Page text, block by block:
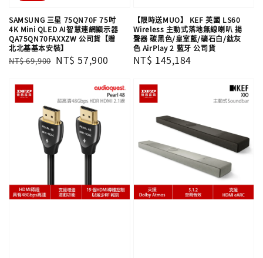
SAMSUNG 三星 75QN70F 75吋
4K Mini QLED AI智慧連網顯示器
QA75QN70FAXXZW 公司貨【贈
北北基基本安裝】
Regular
NT$ 69,900 Sale
NT$ 57,900
【限時送MUO】 KEF 英國 LS60
Wireless 主動式落地無線喇叭 揚
聲器 碳黑色/皇室藍/礦石白/鈦灰
色 AirPlay 2 藍牙 公司貨
Regular
NT$ 145,184